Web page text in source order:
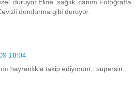
duruyor.Eline sağlık canım.Fotoğrafta
dondurma gibi duruyor.
18:04
hayranlıkla takip ediyorum.. süpersin..